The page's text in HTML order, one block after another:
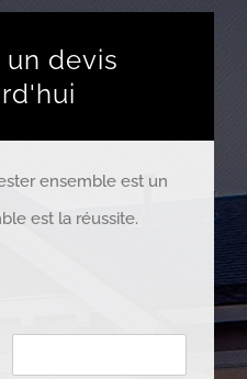
devis
ensemble est un
est la réussite.